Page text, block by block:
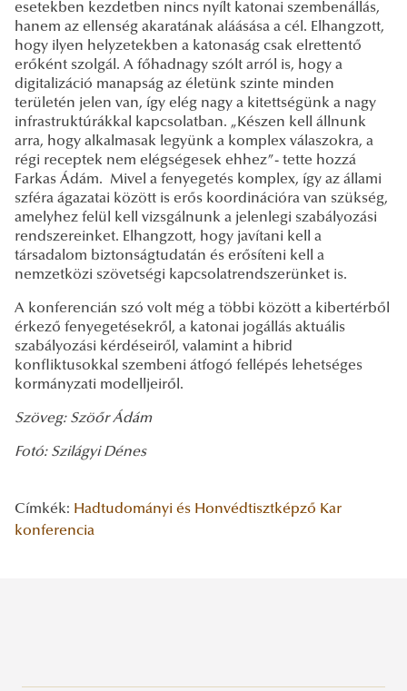
esetekben kezdetben nincs nyílt katonai szembenállás,
hanem az ellenség akaratának aláásása a cél. Elhangzott,
hogy ilyen helyzetekben a katonaság csak elrettentő
erőként szolgál. A főhadnagy szólt arról is, hogy a
digitalizáció manapság az életünk szinte minden
területén jelen van, így elég nagy a kitettségünk a nagy
infrastruktúrákkal kapcsolatban. „Készen kell állnunk
arra, hogy alkalmasak legyünk a komplex válaszokra, a
régi receptek nem elégségesek ehhez”- tette hozzá
Farkas Ádám. Mivel a fenyegetés komplex, így az állami
szféra ágazatai között is erős koordinációra van szükség,
amelyhez felül kell vizsgálnunk a jelenlegi szabályozási
rendszereinket. Elhangzott, hogy javítani kell a
társadalom biztonságtudatán és erősíteni kell a
nemzetközi szövetségi kapcsolatrendszerünket is.
A konferencián szó volt még a többi között a kibertérből
érkező fenyegetésekről, a katonai jogállás aktuális
szabályozási kérdéseiről, valamint a hibrid
konfliktusokkal szembeni átfogó fellépés lehetséges
kormányzati modelljeiről.
Szöveg: Szöőr Ádám
Fotó: Szilágyi Dénes
Címkék: Hadtudományi és Honvédtisztképző Kar
konferencia